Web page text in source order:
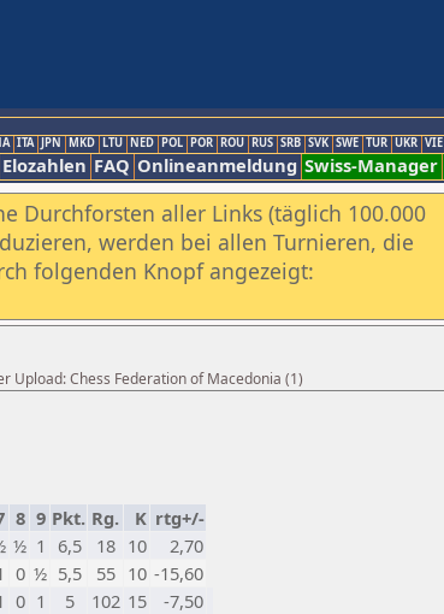
ITA JPN MKD LTU NED POL POR ROU RUS SRB SVK SWE TUR UKR VIE
Elozahlen FAQ Onlineanmeldung Swiss-Manager
Durchforsten aller Links (täglich 100.000
werden bei allen Turnieren, die
folgenden Knopf angezeigt:
Upload: Chess Federation of Macedonia (1)
8 9 Pkt. Rg. K rtg+/-
½ 1 6,5 18 10
2,70
0 ½ 5,5 55 10 -15,60
0 1 5 102 15 -7,50